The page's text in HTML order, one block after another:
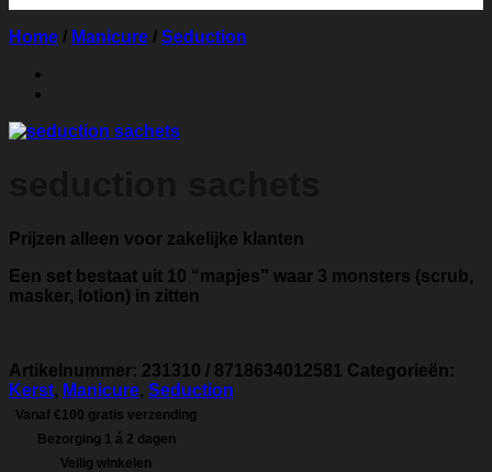
Home / Manicure / Seduction
Prijzen alleen voor zakelijke klanten
Een set bestaat uit 10 “mapjes” waar 3 monsters (scrub,
masker, lotion) in zitten
Artikelnummer: 231310 / 8718634012581 Categorieën:
Kerst, Manicure, Seduction
Vanaf €100 gratis verzending
Bezorging 1 á 2 dagen
Veilig winkelen